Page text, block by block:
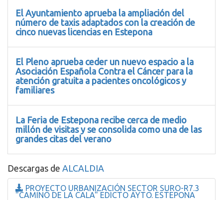
El Ayuntamiento aprueba la ampliación del
número de taxis adaptados con la creación de
cinco nuevas licencias en Estepona
El Pleno aprueba ceder un nuevo espacio a la
Asociación Española Contra el Cáncer para la
atención gratuita a pacientes oncológicos y
familiares
La Feria de Estepona recibe cerca de medio
millón de visitas y se consolida como una de las
grandes citas del verano
Descargas de ALCALDIA
PROYECTO URBANIZACIÓN SECTOR SURO-R7.3
"CAMINO DE LA CALA" EDICTO AYTO. ESTEPONA